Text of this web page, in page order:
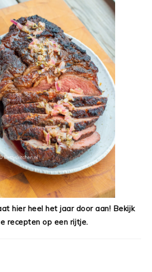
hier heel het jaar door aan! Bekijk
recepten op een rijtje.